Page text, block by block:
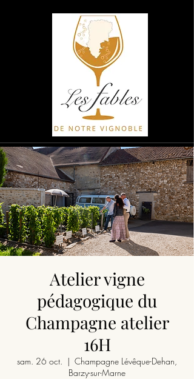
Atelier vigne
pédagogique du
Champagne atelier
16H
sam. 26 oct.
  |
Champagne Lévêque-Dehan,
Barzy-sur-Marne